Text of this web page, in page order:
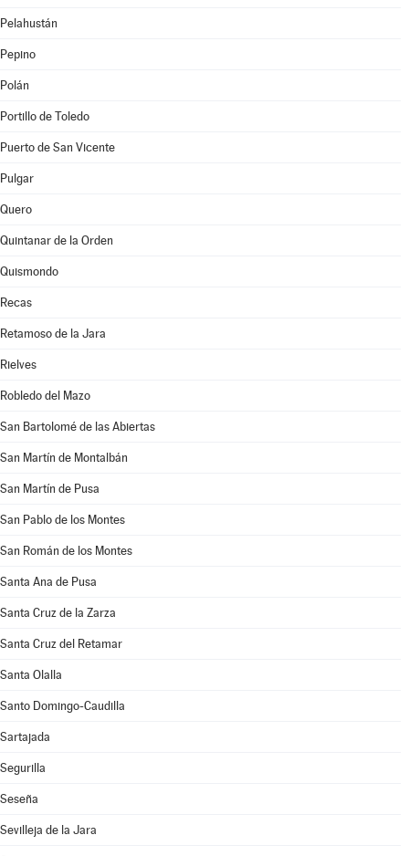
Pelahustán
Pepino
Polán
Portillo de Toledo
Puerto de San Vicente
Pulgar
Quero
Quintanar de la Orden
Quismondo
Recas
Retamoso de la Jara
Rielves
Robledo del Mazo
San Bartolomé de las Abiertas
San Martín de Montalbán
San Martín de Pusa
San Pablo de los Montes
San Román de los Montes
Santa Ana de Pusa
Santa Cruz de la Zarza
Santa Cruz del Retamar
Santa Olalla
Santo Domingo-Caudilla
Sartajada
Segurilla
Seseña
Sevilleja de la Jara